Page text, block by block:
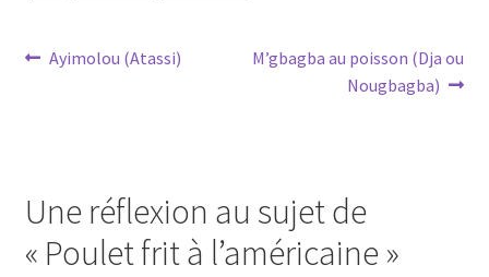
Navigation
Article
Ayimolou (Atassi)
Article
M’gbagba au poisson (Dja ou
Nougbagba)
Une réflexion au sujet de
« Poulet frit à l’américaine»